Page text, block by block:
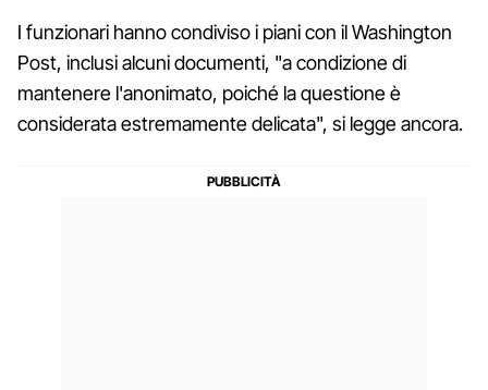
I funzionari hanno condiviso i piani con il Washington
Post, inclusi alcuni documenti, "a condizione di
mantenere l'anonimato, poiché la questione è
considerata estremamente delicata", si legge ancora.